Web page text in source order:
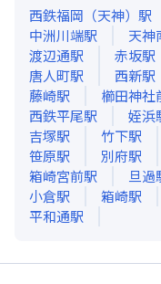
西鉄福岡（天神） 駅
中洲川端駅 天神
渡辺通駅 赤坂駅
唐人町駅 西新駅
藤崎駅 櫛田神社
西鉄平尾駅 姪浜
吉塚駅 竹下駅
笹原駅 別府駅
箱崎宮前駅 旦過
小倉駅 箱崎駅
平和通駅